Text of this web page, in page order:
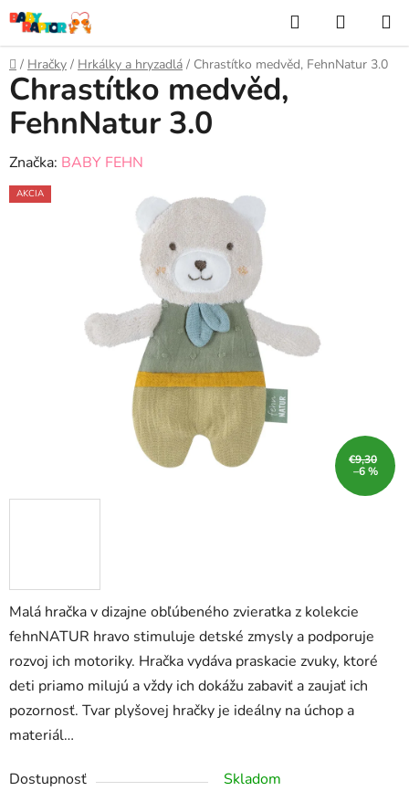
Prejsť
na
obsah
Hľadať
KOŠÍK
Domov
/ Hračky / Hrkálky a hryzadlá / Chrastítko medvěd, FehnNatur 3.0
Malá hračka v dizajne obľúbeného zvieratka z kolekcie
fehnNATUR hravo stimuluje detské zmysly a podporuje
rozvoj ich motoriky. Hračka vydáva praskacie zvuky, ktoré
deti priamo milujú a vždy ich dokážu zabaviť a zaujať ich
pozornosť. Tvar plyšovej hračky je ideálny na úchop a
materiál…
Dostupnosť
Skladom
Chrastítko medvěd,
FehnNatur 3.0
Značka: BABY FEHN
AKCIA
€9,30
–6 %